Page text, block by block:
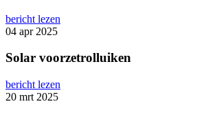
bericht lezen
04 apr 2025
Solar voorzetrolluiken
bericht lezen
20 mrt 2025